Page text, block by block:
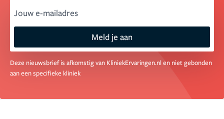
Meld je aan
Deze nieuwsbrief is afkomstig van KliniekErvaringen.nl en niet gebonden
aan een specifieke kliniek